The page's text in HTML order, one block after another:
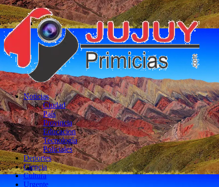
Noticias
Ciudad
País
Provincia
Educacion
Tecnología
Policiales
Deportes
Ciencia
Cultura
Urgente